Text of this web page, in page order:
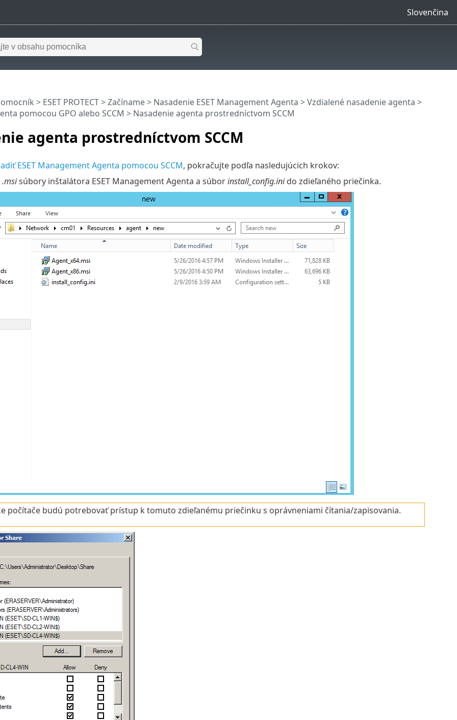
Slovenčina
agenta prostredníctvom SCCM
> ESET PROTECT>Začíname> Nasadenie ESET Management Agenta >Vzdialené nasadenie agenta >
pomocou GPO alebo SCCM > Nasadenie agenta prostredníctvom SCCM
ESET Management Agenta pomocou SCCM, pokračujte podľa nasledujúcich krokov:
.msisúbory inštalátora ESET Management Agenta a súborinstall_config.inido zdieľaného priečinka.
počítače budú potrebovať prístup k tomuto zdieľanému priečinku s oprávneniami čítania/zapisovania.